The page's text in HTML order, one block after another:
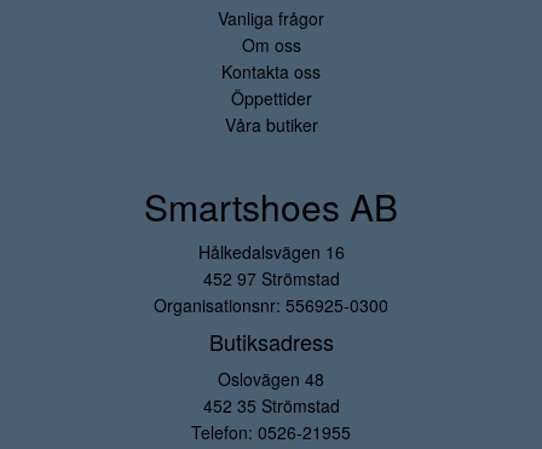
Vanliga frågor
Om oss
Kontakta oss
Öppettider
Våra butiker
Smartshoes AB
Hålkedalsvägen 16
452 97 Strömstad
Organisationsnr: 556925-0300
Butiksadress
Oslovägen 48
452 35 Strömstad
Telefon: 0526-21955